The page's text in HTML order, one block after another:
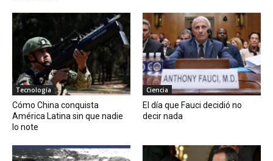
Tecnología
Cómo China conquista
América Latina sin que nadie
lo note
Ciencia
El día que Fauci decidió no
decir nada